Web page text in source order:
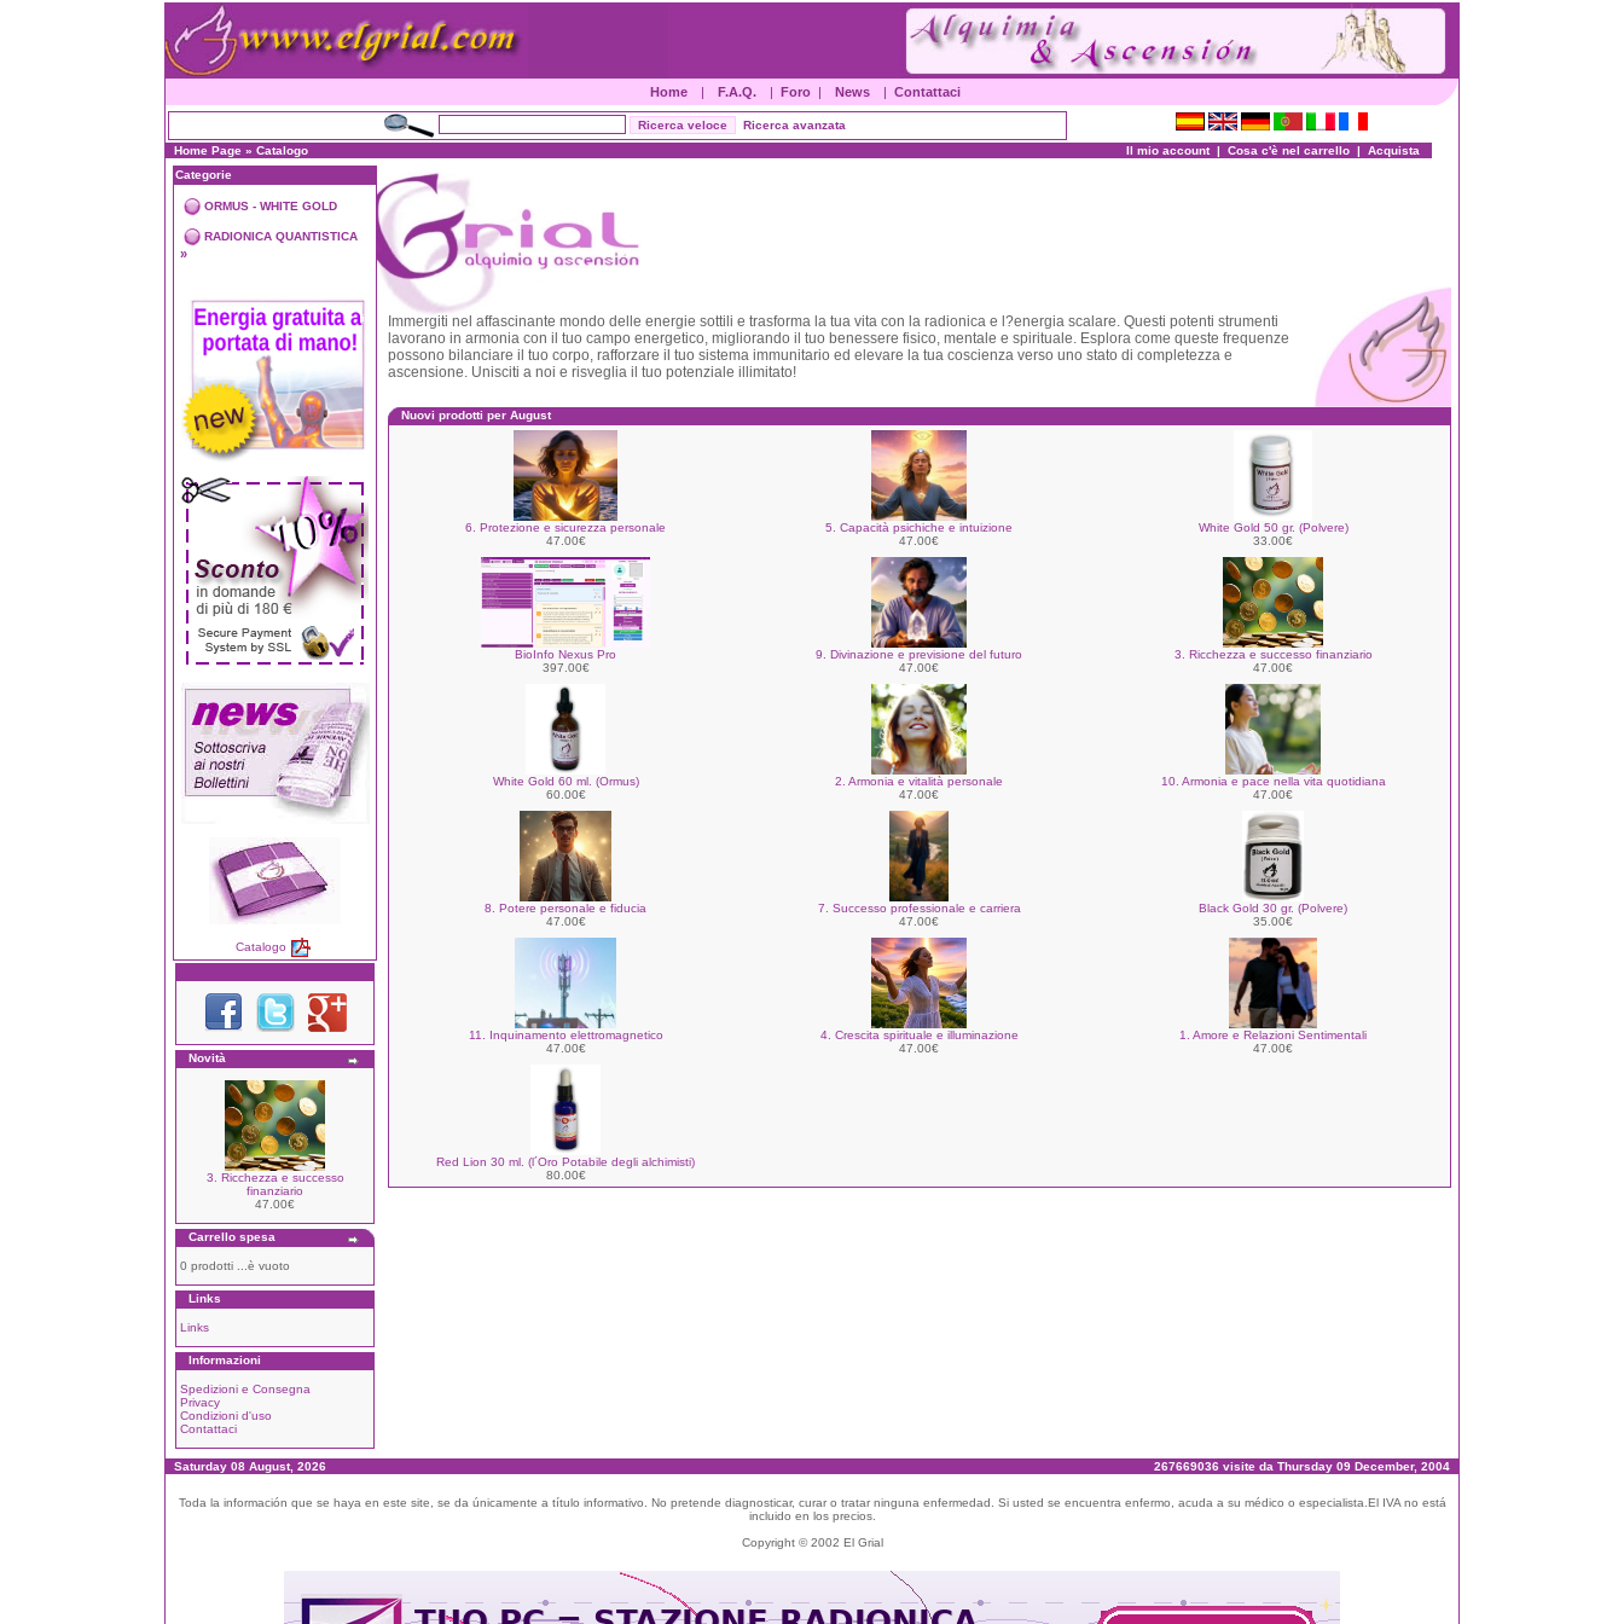
Home | F.A.Q. | Foro | News | Contattaci
Ricerca avanzata
Home Page » Catalogo Il mio account| Cosa c'è nel carrello | Acquista
Categorie
ORMUS - WHITE GOLD
RADIONICA QUANTISTICA
»
Catalogo
Novità
3. Ricchezza e successo
finanziario
47.00€
Carrello spesa
0 prodotti ...è vuoto
Links
Links
Informazioni
Spedizioni e Consegna
Privacy
Condizioni d'uso
Contattaci
Immergiti nel affascinante mondo delle energie sottili e trasforma la tua vita con la radionica e l?energia scalare. Questi potenti strumenti
lavorano in armonia con il tuo campo energetico, migliorando il tuo benessere fisico, mentale e spirituale. Esplora come queste frequenze
possono bilanciare il tuo corpo, rafforzare il tuo sistema immunitario ed elevare la tua coscienza verso uno stato di completezza e
ascensione. Unisciti a noi e risveglia il tuo potenziale illimitato!
Nuovi prodotti per August
6. Protezione e sicurezza personale
47.00€
5. Capacità psichiche e intuizione
47.00€
White Gold 50 gr. (Polvere)
33.00€
BioInfo Nexus Pro
397.00€
9. Divinazione e previsione del futuro
47.00€
3. Ricchezza e successo finanziario
47.00€
White Gold 60 ml. (Ormus)
60.00€
2. Armonia e vitalità personale
47.00€
10. Armonia e pace nella vita quotidiana
47.00€
8. Potere personale e fiducia
47.00€
7. Successo professionale e carriera
47.00€
Black Gold 30 gr. (Polvere)
35.00€
11. Inquinamento elettromagnetico
47.00€
4. Crescita spirituale e illuminazione
47.00€
1. Amore e Relazioni Sentimentali
47.00€
Red Lion 30 ml. (l´Oro Potabile degli alchimisti)
80.00€
Saturday 08 August, 2026 267669036 visite da Thursday 09 December, 2004
Toda la información que se haya en este site, se da únicamente a título informativo. No pretende diagnosticar, curar o tratar ninguna enfermedad. Si usted se encuentra enfermo, acuda a su médico o especialista.El IVA no está
incluido en los precios.
Copyright © 2002 El Grial